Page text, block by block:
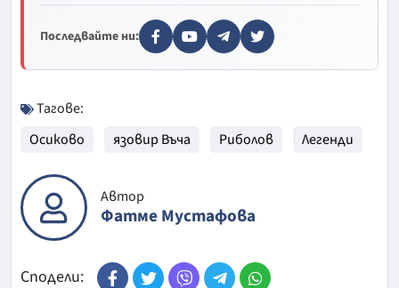
Последвайте ни:
Тагове:
Осиково
язовир Въча Риболов Легенди
Автор
Фатме Мустафова
Сподели: